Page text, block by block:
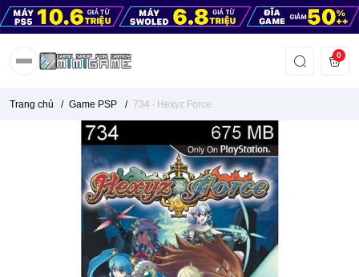
0
Trang chủ / Game PSP / 734 - Hexyz Force